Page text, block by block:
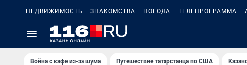
НЕДВИЖИМОСТЬ ЗНАКОМСТВА ПОГОДА ТЕЛЕПРОГРАММА
Война с кафе из-за шума Путешествие татарстанца по США